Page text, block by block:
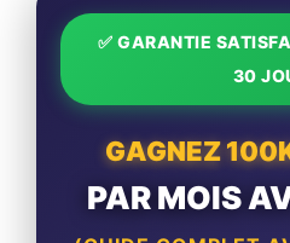
✅ GARANTIE
30
GAGNEZ
PAR MOIS